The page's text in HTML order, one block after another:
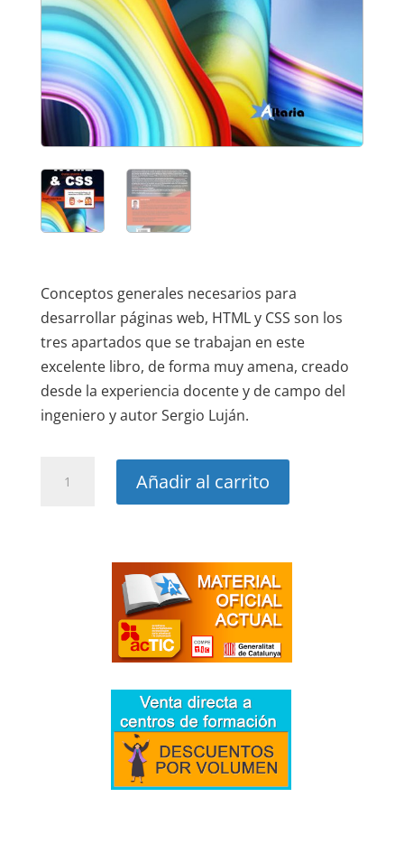
Conceptos generales necesarios para
desarrollar páginas web, HTML y CSS son los
tres apartados que se trabajan en este
excelente libro, de forma muy amena, creado
desde la experiencia docente y de campo del
ingeniero y autor Sergio Luján.
HTML
Añadir al carrito